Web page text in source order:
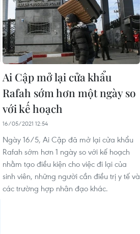
Ai Cập mở lại cửa khẩu
Rafah sớm hơn một ngày so
với kế hoạch
16/05/2021 12:54
Ngày 16/5, Ai Cập đã mở lại cửa khẩu
Rafah sớm hơn 1 ngày so với kế hoạch
nhằm tạo điều kiện cho việc đi lại của
sinh viên, những người cần điều trị y tế và
các trường hợp nhân đạo khác.